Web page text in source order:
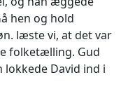
hen og hold
læste vi, at det var
folketælling. Gud
lokkede David ind i